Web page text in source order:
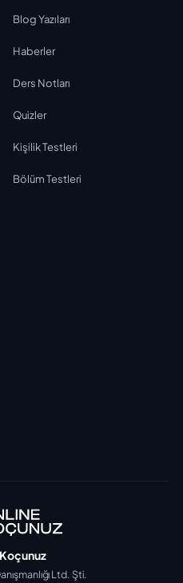
Blog Yazıları
Haberler
Ders Notları
Quizler
Kişilik Testleri
Bölüm Testleri
Ltd. Şti.